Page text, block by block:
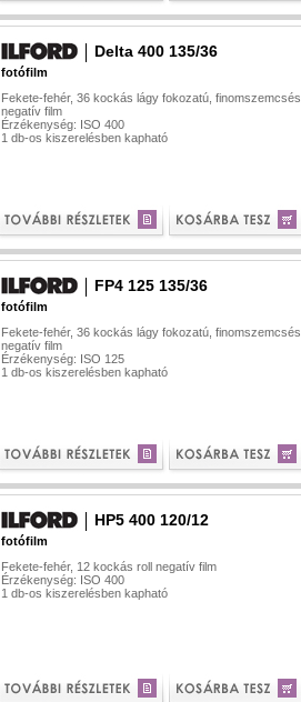
Delta 400 135/36
fotófilm
Fekete-fehér, 36 kockás lágy fokozatú, finomszemcsés
negatív film
Érzékenység: ISO 400
1 db-os kiszerelésben kapható
FP4 125 135/36
fotófilm
Fekete-fehér, 36 kockás lágy fokozatú, finomszemcsés
negatív film
Érzékenység: ISO 125
1 db-os kiszerelésben kapható
HP5 400 120/12
fotófilm
Fekete-fehér, 12 kockás roll negatív film
Érzékenység: ISO 400
1 db-os kiszerelésben kapható